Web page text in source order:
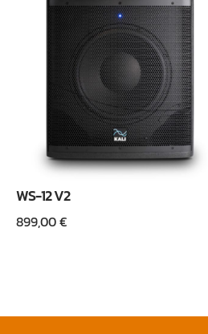
WS-12 V2
899,00€